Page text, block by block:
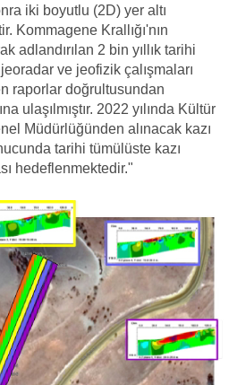
iki boyutlu (2D) yer altı
Kommagene Krallığı'nın
adlandırılan 2 bin yıllık tarihi
ve jeofizik çalışmaları
raporlar doğrultusundan
ulaşılmıştır. 2022 yılında Kültür
Müdürlüğünden alınacak kazı
tarihi tümülüste kazı
hedeflenmektedir."